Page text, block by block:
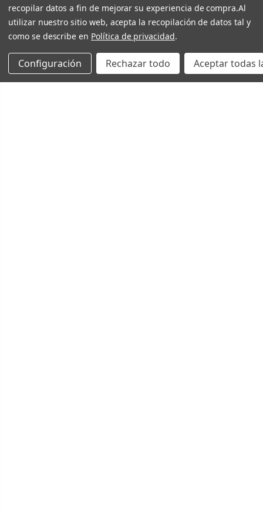
recopilar datos a fin de mejorar su experiencia de compra.Al
utilizar nuestro sitio web, acepta la recopilación de datos tal y
como se describe en Política de privacidad.
Configuración Rechazar todo Aceptar todas